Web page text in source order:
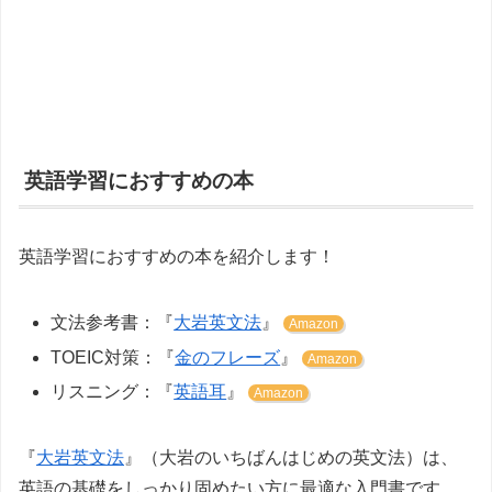
英語学習におすすめの本
英語学習におすすめの本を紹介します！
文法参考書：『大岩英文法』 Amazon
TOEIC対策：『金のフレーズ 』 Amazon
リスニング：『英語耳 』 Amazon
『大岩英文法 』（大岩のいちばんはじめの英文法）は、
英語の基礎をしっかり固めたい方に最適な入門書です。